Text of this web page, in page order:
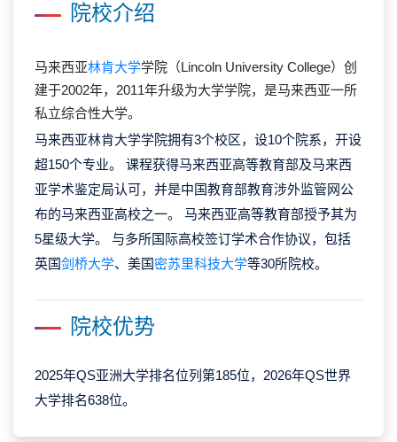
院校介绍
马来西亚林肯大学学院（Lincoln University College）创
建于2002年，2011年升级为大学学院，是马来西亚一所
私立综合性大学。
马来西亚林肯大学学院拥有3个校区，设10个院系，开设
超150个专业。 课程获得马来西亚高等教育部及马来西
亚学术鉴定局认可，并是中国教育部教育涉外监管网公
布的马来西亚高校之一。 马来西亚高等教育部授予其为
5星级大学。 与多所国际高校签订学术合作协议，包括
英国剑桥大学、美国密苏里科技大学等30所院校。
院校优势
2025年QS亚洲大学排名位列第185位，2026年QS世界
大学排名638位。